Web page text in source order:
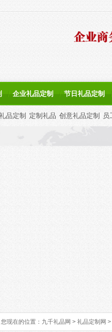
企业礼品定制 节日礼品定制
品定制 定制礼品 创意礼品定制 员
您现在的位置： 九千礼品网 > 礼品定制网